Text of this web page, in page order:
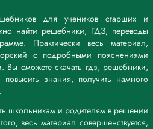
зимой.
с кем-нибудь совершает путь,
сопровождает кого-нибудь в жизни,
жизненный путь.
в страдательных причастиях,
спряжения, пишется суффикс -енн-)
для учеников старших и
найти решебники, ГДЗ, переводы
Практически весь материал,
с подробными пояснениями
Вы сможете скачать гдз, решебники,
знания, получить намного
школьникам и родителям в решении
весь материал совершенствуется,